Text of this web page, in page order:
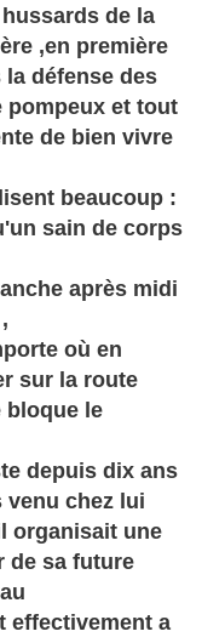
de la
,en première
la défense des
pompeux et tout
de bien vivre
beaucoup :
sain de corps
après midi
où en
sur la route
bloque le
depuis dix ans
venu chez lui
organisait une
de sa future
effectivement a